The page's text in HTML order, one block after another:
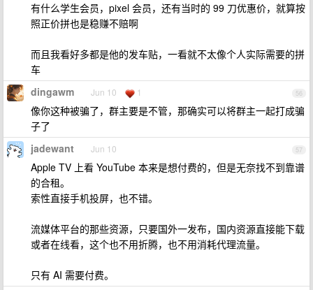
有什么学生会员，pixel 会员，还有当时的 99 刀优惠价，就算按
照正价拼也是稳赚不赔啊
而且我看好多都是他的发车贴，一看就不太像个人实际需要的拼
车
56
dingawm Jun 10 1
像你这种被骗了，群主要是不管，那确实可以将群主一起打成骗
子了
57
jadewant Jun 10
Apple TV 上看 YouTube 本来是想付费的，但是无奈找不到靠谱
的合租。
索性直接手机投屏，也不错。
流媒体平台的那些资源，只要国外一发布，国内资源直接能下载
或者在线看，这个也不用折腾，也不用消耗代理流量。
只有 AI 需要付费。